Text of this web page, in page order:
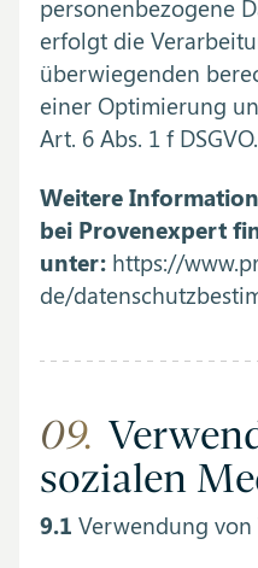
personenbezogene
erfolgt die
überwiegenden
einer Optimierung
Art. 6 Abs. 1 f DSGVO.
Weitere
bei Provenexpert
unter:https://
de/
09.
sozialen
9.1 Verwendung